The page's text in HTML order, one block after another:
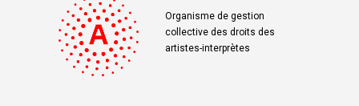
Organisme de gestion
collective des droits des
artistes-interprètes